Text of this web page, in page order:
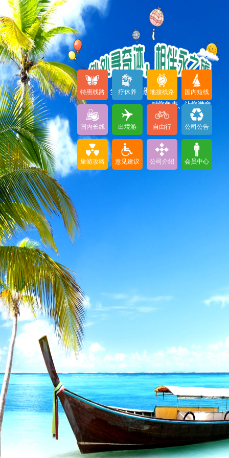
特惠线路 疗休养 地接线路 国内短线
国内长线 出境游 自由行 公司公告
旅游攻略 意见建议 公司介绍 会员中心